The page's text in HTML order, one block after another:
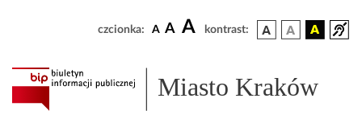
czcionka: A A A kontrast:
Miasto Kraków